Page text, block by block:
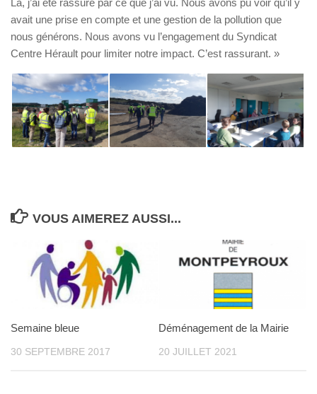
Là, j’ai été rassuré par ce que j’ai vu. Nous avons pu voir qu’il y
avait une prise en compte et une gestion de la pollution que
nous générons. Nous avons vu l’engagement du Syndicat
Centre Hérault pour limiter notre impact. C’est rassurant. »
VOUS AIMEREZ AUSSI...
Semaine bleue
30 SEPTEMBRE 2017
Déménagement de la Mairie
20 JUILLET 2021